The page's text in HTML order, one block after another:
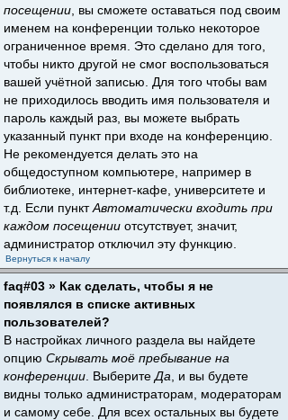
посещении , вы сможете оставаться под своим
именем на конференции только некоторое
ограниченное время. Это сделано для того,
чтобы никто другой не смог воспользоваться
вашей учётной записью. Для того чтобы вам
не приходилось вводить имя пользователя и
пароль каждый раз, вы можете выбрать
указанный пункт при входе на конференцию.
Не рекомендуется делать это на
общедоступном компьютере, например в
библиотеке, интернет-кафе, университете и
т.д. Если пунктАвтоматически входить при
каждом посещении отсутствует, значит,
администратор отключил эту функцию.
Вернуться к началу
faq#03 » Как сделать, чтобы я не
появлялся в списке активных
пользователей?
В настройках личного раздела вы найдете
опцию Скрывать моё пребывание на
конференции . Выберите Да , и вы будете
видны только администраторам, модераторам
и самому себе. Для всех остальных вы будете